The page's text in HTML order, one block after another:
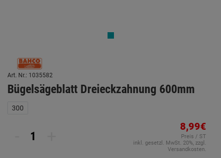
Art. Nr.: 1035582
Bügelsägeblatt Dreieckzahnung 600mm
300
8,99€
Preis / ST
inkl. gesetzl. MwSt. 20%, zzgl.
Versandkosten.